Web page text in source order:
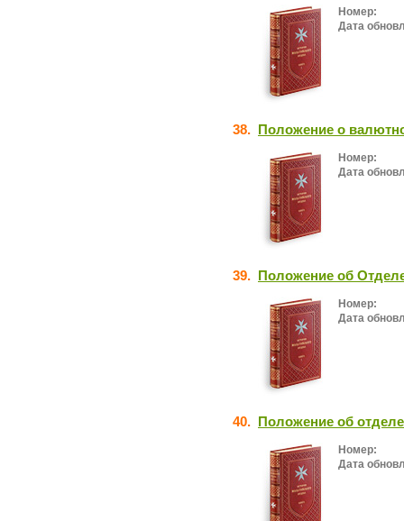
Номер:
Дата
38. Положение о
Номер:
Дата
39. Положение об
Номер:
Дата
40. Положение об
Номер:
Дата